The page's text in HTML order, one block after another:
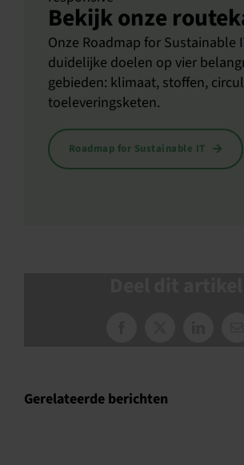
Bekijk onze
Onze Roadmap for Sustainable
duidelijke doelen op vier
gebieden: klimaat, stoffen,
toeleveringsketen.
Roadmap for Sustainable IT
Gerelateerde berichten